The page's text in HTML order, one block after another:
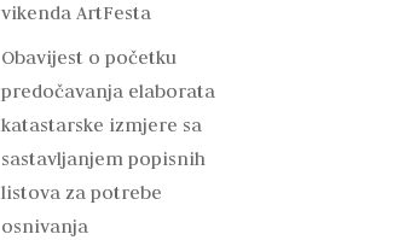
vikenda ArtFesta
Obavijest o početku
predočavanja elaborata
katastarske izmjere sa
sastavljanjem popisnih
listova za potrebe
osnivanja